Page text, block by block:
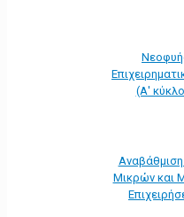
(Α'
Μικρών και